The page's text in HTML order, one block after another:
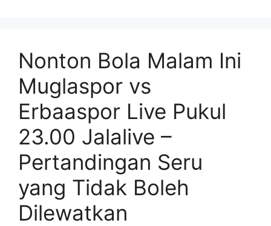
Nonton Bola Malam Ini
Muglaspor vs
Erbaaspor Live Pukul
23.00 Jalalive –
Pertandingan Seru
yang Tidak Boleh
Dilewatkan